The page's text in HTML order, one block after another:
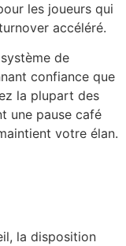
les joueurs qui
accéléré.
de
confiance que
la plupart des
une pause café
votre élan.
la disposition